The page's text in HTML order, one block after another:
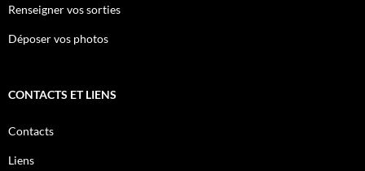
Renseigner vos sorties
Déposer vos photos
CONTACTS ET LIENS
Contacts
Liens